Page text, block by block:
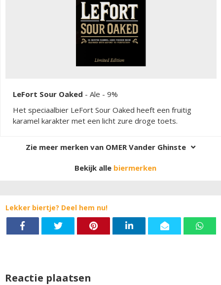
LeFort Sour Oaked - Ale - 9%
Het speciaalbier LeFort Sour Oaked heeft een fruitig
karamel karakter met een licht zure droge toets.
Zie meer merken van OMER Vander Ghinste
Bekijk alle biermerken
Lekker biertje? Deel hem nu!
Reactie plaatsen